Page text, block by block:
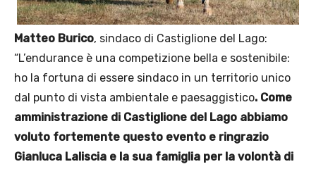
Matteo Burico, sindaco di Castiglione del Lago:
“L’endurance è una competizione bella e sostenibile:
ho la fortuna di essere sindaco in un territorio unico
dal punto di vista ambientale e paesaggistico. Come
amministrazione di Castiglione del Lago abbiamo
voluto fortemente questo evento e ringrazio
Gianluca Laliscia e la sua famiglia per la volontà di